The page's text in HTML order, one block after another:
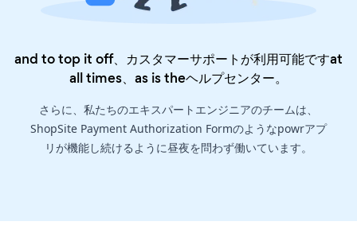
and to top it off、カスタマーサポートが利用可能ですat
all times、as is theヘルプセンター。
さらに、私たちのエキスパートエンジニアのチームは、
ShopSite Payment Authorization Formのようなpowrアプ
リが機能し続けるように昼夜を問わず働いています。